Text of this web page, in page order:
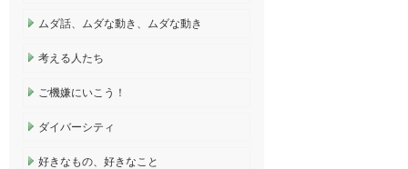
ムダ話、ムダな動き、ムダな動き
考える人たち
ご機嫌にいこう！
ダイバーシティ
好きなもの、好きなこと